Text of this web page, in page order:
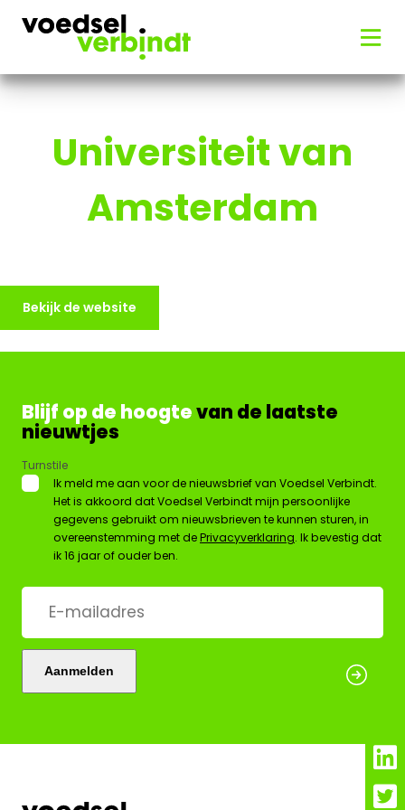
Universiteit van
Amsterdam
Bekijk de website
Blijf op de hoogtevan de laatste
nieuwtjes
E-
mailadres*
*
Ik meld me aan voor de nieuwsbrief van Voedsel Verbindt.
Het is akkoord dat Voedsel Verbindt mijn persoonlijke
gegevens gebruikt om nieuwsbrieven te kunnen sturen, in
overeenstemming met dePrivacyverklaring. Ik bevestig dat
ik 16 jaar of ouder ben.
Turnstile
Aanmelden